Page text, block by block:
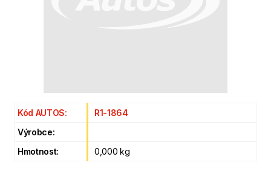
Kód AUTOS:
R1-1864
Výrobce:
Hmotnost:
0,000 kg